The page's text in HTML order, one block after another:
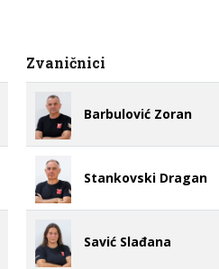
Zvaničnici
Barbulović Zoran
Stankovski Dragan
Savić Slađana